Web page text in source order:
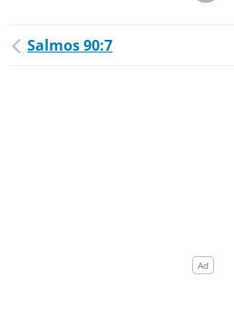
Salmos 90:7